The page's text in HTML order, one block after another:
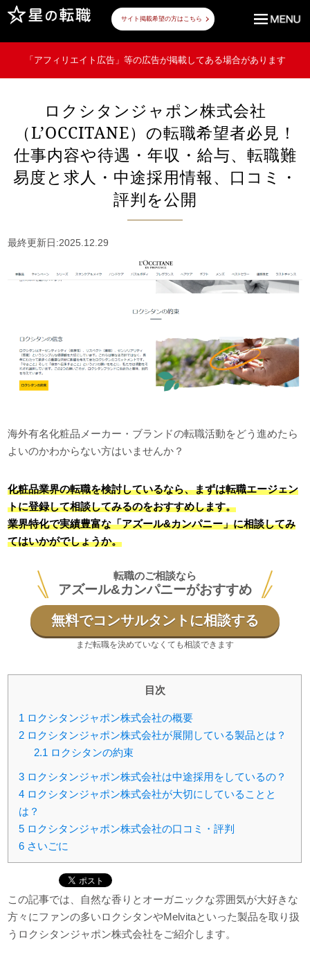
サイト掲載希望の方はこちら
「アフィリエイト広告」等の広告が掲載してある場合があります
ロクシタンジャポン株式会社
（L’OCCITANE）の転職希望者必見！
仕事内容や待遇・年収・給与、転職難
易度と求人・中途採用情報、口コミ・
評判を公開
最終更新日:2025.12.29
海外有名化粧品メーカー・ブランドの転職活動をどう進めたら
よいのかわからない方はいませんか？
化粧品業界の転職を検討しているなら、まずは転職エージェン
トに登録して相談してみるのをおすすめします。
業界特化で実績豊富な「アズール&カンパニー」に相談してみ
てはいかがでしょうか。
転職のご相談なら
アズール&カンパニーがおすすめ
無料でコンサルタントに相談する
まだ転職を決めていなくても相談できます
目次
1 ロクシタンジャポン株式会社の概要
2 ロクシタンジャポン株式会社が展開している製品とは？
2.1 ロクシタンの約束
3 ロクシタンジャポン株式会社は中途採用をしているの？
4 ロクシタンジャポン株式会社が大切にしていることと
は？
5 ロクシタンジャポン株式会社の口コミ・評判
6 さいごに
この記事では、自然な香りとオーガニックな雰囲気が大好きな
方々にファンの多いロクシタンやMelvitaといった製品を取り扱
うロクシタンジャポン株式会社をご紹介します。